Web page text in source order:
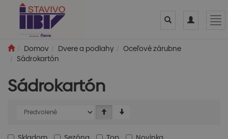
Toggle
Toggle
Domov
Dvere a podlahy
Oceľové zárubne
Sádrokartón
Sádrokartón